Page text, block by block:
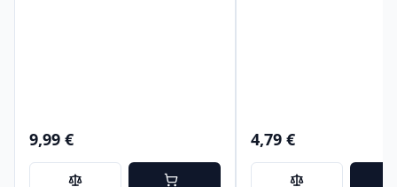
9,99 € 4,79 €